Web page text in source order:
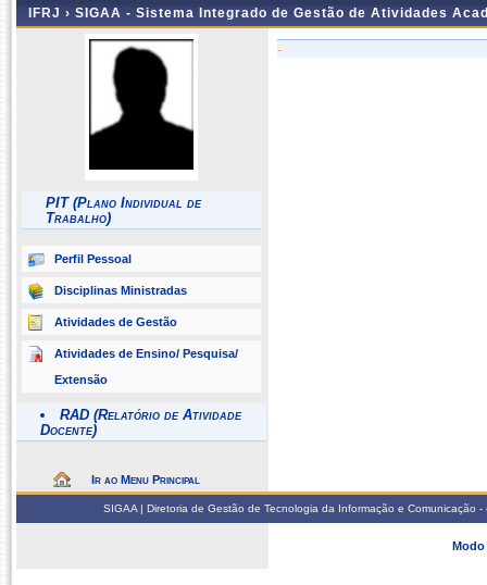
IFRJ › SIGAA - Sistema Integrado de Gestão de Atividades
PIT (Plano Individual de
Trabalho)
Perfil Pessoal
Disciplinas Ministradas
Atividades de Gestão
Atividades de Ensino/ Pesquisa/
Extensão
RAD (Relatório de Atividade
Docente)
Ir ao Menu Principal
-
SIGAA | Diretoria de Gestão de Tecnologia da Informação e
Modo